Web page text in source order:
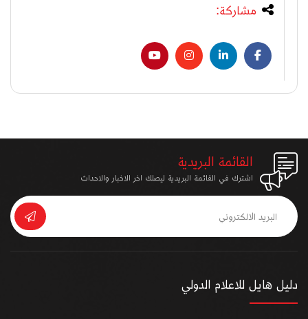
مشاركة:
القائمة البريدية
اشترك في القائمة البريدية ليصلك اخر الاخبار والاحداث
دليل هايل للاعلام الدولي